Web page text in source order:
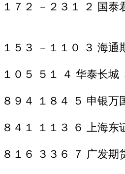
２ －２３１ ２ 国泰
３ －１１０ ３ 海通
５ ５１ ４ 华泰长城
４ １８４ ５ 申银万
１ １１３ ６ 上海东
６ ３３６ ７ 广发期